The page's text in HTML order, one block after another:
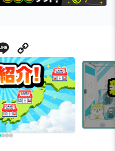
Line